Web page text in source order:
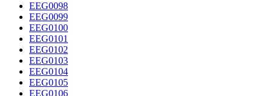
EEG0098
EEG0099
EEG0100
EEG0101
EEG0102
EEG0103
EEG0104
EEG0105
EEG0106